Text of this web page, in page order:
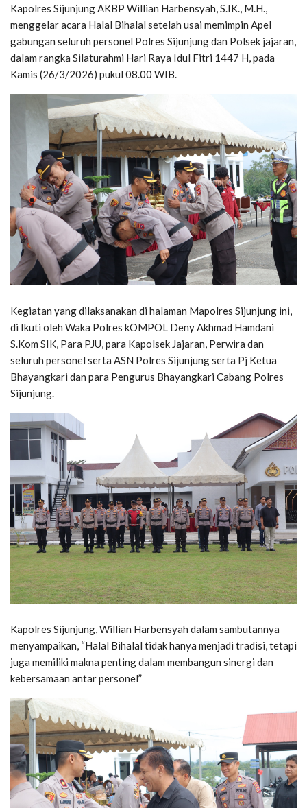
Kapolres Sijunjung AKBP Willian Harbensyah, S.IK., M.H.,
menggelar acara Halal Bihalal setelah usai memimpin Apel
gabungan seluruh personel Polres Sijunjung dan Polsek jajaran,
dalam rangka Silaturahmi Hari Raya Idul Fitri 1447 H, pada
Kamis (26/3/2026) pukul 08.00 WIB.
Kegiatan yang dilaksanakan di halaman Mapolres Sijunjung ini,
di Ikuti oleh Waka Polres kOMPOL Deny Akhmad Hamdani
S.Kom SIK, Para PJU, para Kapolsek Jajaran, Perwira dan
seluruh personel serta ASN Polres Sijunjung serta Pj Ketua
Bhayangkari dan para Pengurus Bhayangkari Cabang Polres
Sijunjung.
Kapolres Sijunjung, Willian Harbensyah dalam sambutannya
menyampaikan, “Halal Bihalal tidak hanya menjadi tradisi, tetapi
juga memiliki makna penting dalam membangun sinergi dan
kebersamaan antar personel”